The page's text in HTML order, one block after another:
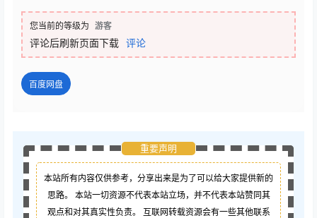
您当前的等级为 游客
评论后刷新页面下载 评论
百度网盘
重要声明
本站所有内容仅供参考，分享出来是为了可以给大家提供新的
思路。 本站一切资源不代表本站立场，并不代表本站赞同其
观点和对其真实性负责。 互联网转载资源会有一些其他联系